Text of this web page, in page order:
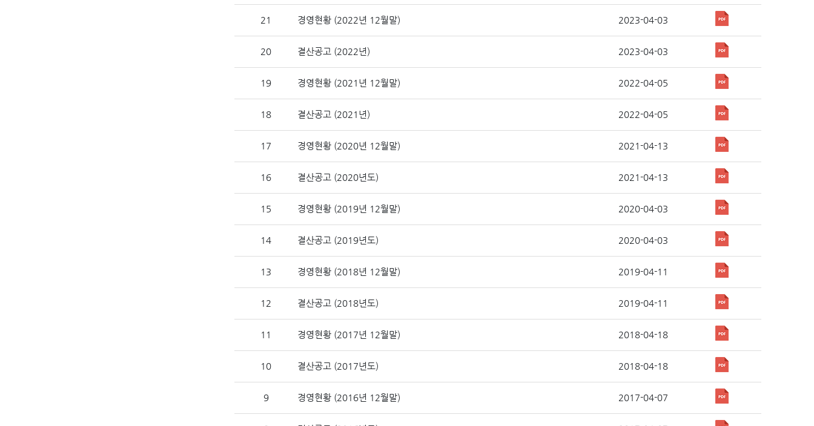
21 경영현황 (2022년 12월말) 2023-04-03
20 결산공고 (2022년) 2023-04-03
19 경영현황 (2021년 12월말) 2022-04-05
18 결산공고 (2021년) 2022-04-05
17 경영현황 (2020년 12월말) 2021-04-13
16 결산공고 (2020년도) 2021-04-13
15 경영현황 (2019년 12월말) 2020-04-03
14 결산공고 (2019년도) 2020-04-03
13 경영현황 (2018년 12월말) 2019-04-11
12 결산공고 (2018년도) 2019-04-11
11 경영현황 (2017년 12월말) 2018-04-18
10 결산공고 (2017년도) 2018-04-18
9 경영현황 (2016년 12월말) 2017-04-07